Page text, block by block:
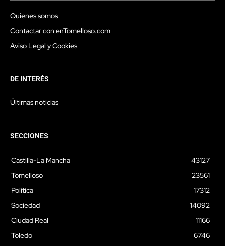
Quienes somos
Contactar con enTomelloso.com
Aviso Legal y Cookies
DE INTERÉS
Últimas noticias
SECCIONES
Castilla-La Mancha
43127
Tomelloso
23561
Política
17312
Sociedad
14092
Ciudad Real
11166
Toledo
6746